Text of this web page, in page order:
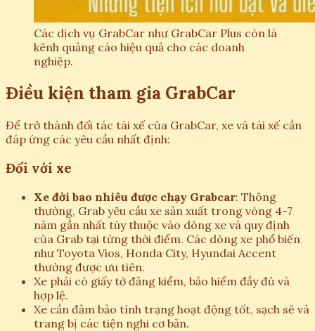
Các dịch vụ GrabCar như GrabCar Plus còn là
kênh quảng cáo hiệu quả cho các doanh
nghiệp.
Điều kiện tham gia GrabCar
Để trở thành đối tác tài xế của GrabCar, xe và tài xế cần
đáp ứng các yêu cầu nhất định:
Đối với xe
Xe đời bao nhiêu được chạy Grabcar: Thông
thường, Grab yêu cầu xe sản xuất trong vòng 4-7
năm gần nhất tùy thuộc vào dòng xe và quy định
của Grab tại từng thời điểm. Các dòng xe phổ biến
như Toyota Vios, Honda City, Hyundai Accent
thường được ưu tiên.
Xe phải có giấy tờ đăng kiểm, bảo hiểm đầy đủ và
hợp lệ.
Xe cần đảm bảo tình trạng hoạt động tốt, sạch sẽ và
trang bị các tiện nghi cơ bản.